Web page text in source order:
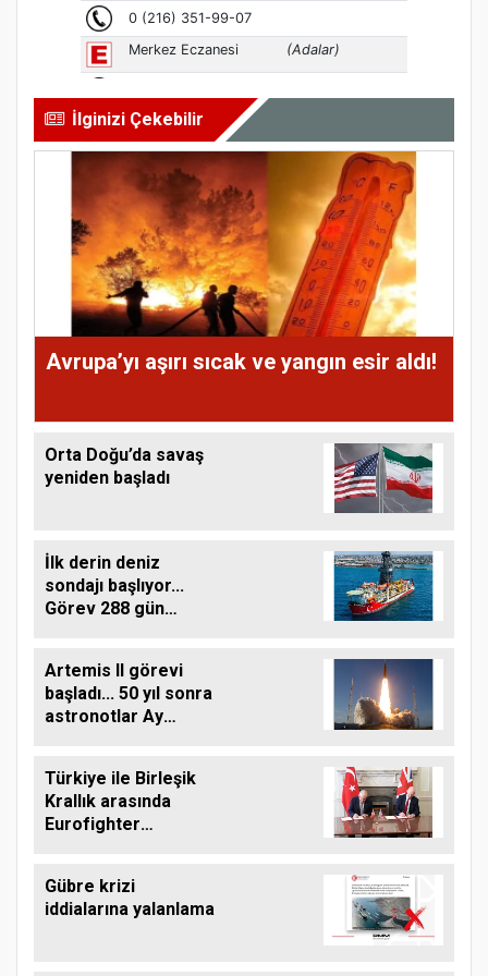
İlginizi Çekebilir
Avrupa’yı aşırı sıcak ve yangın esir aldı!
Orta Doğu’da savaş
yeniden başladı
İlk derin deniz
sondajı başlıyor...
Görev 288 gün
Artemis II görevi
başladı... 50 yıl sonra
astronotlar Ay
Türkiye ile Birleşik
Krallık arasında
Eurofighter
Gübre krizi
iddialarına yalanlama